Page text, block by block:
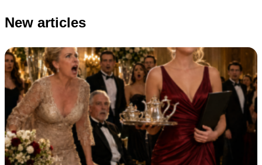
New articles